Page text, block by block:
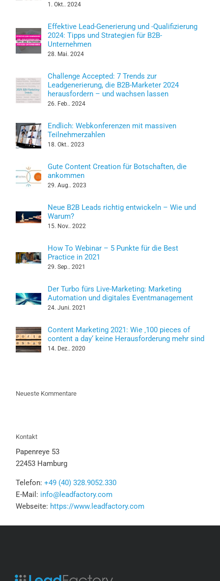
1. Okt.. 2024
Effektive Lead-Generierung und -Qualifizierung
2024: Tipps und Strategien für B2B-
Unternehmen
28. Mai. 2024
Challenge Accepted: 7 Trends zur
Leadgenerierung, die B2B-Marketer 2024
herausfordern – und wachsen lassen
26. Feb.. 2024
Endlich: Webkonferenzen mit massiven
Teilnehmerzahlen
18. Okt.. 2023
Gute Content Creation für Botschaften, die
ankommen
29. Aug.. 2023
Neue B2B Leads richtig entwickeln – Wie und
Warum?
15. Nov.. 2022
How To Webinar – 5 Punkte für die Best
Practice in 2021
29. Sep.. 2021
Der Turbo fürs Live-Marketing: Marketing
Automation und digitales Eventmanagement
24. Juni. 2021
Content Marketing 2021: Wie ‚100 pieces of
content a day‘ keine Herausforderung mehr sind
14. Dez.. 2020
Neueste Kommentare
Kontakt
Papenreye 53
22453 Hamburg
Telefon: +49 (40) 328.9052.330
E-Mail: info@leadfactory.com
Webseite: https://www.leadfactory.com